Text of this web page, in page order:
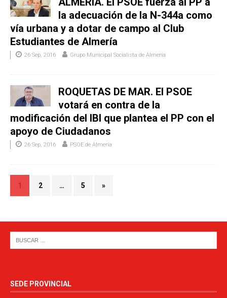
la adecuación de la N-344a como
vía urbana y a dotar de campo al Club
Estudiantes de Almería
26 Sep, 2016 Grupo Municipal Socialista de Almería
ROQUETAS DE MAR. El PSOE
votará en contra de la
modificación del IBI que plantea el PP con el
apoyo de Ciudadanos
26 Sep, 2016 PSOE de Almería
1 2 … 5 »
SEDE PROVINCIAL